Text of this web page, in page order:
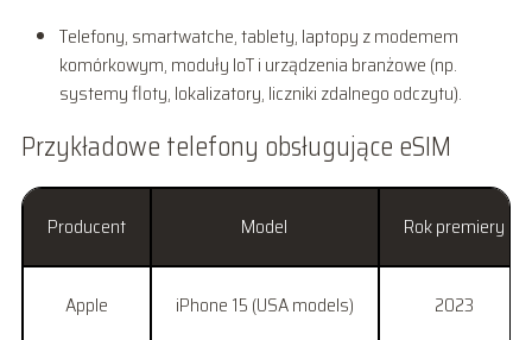
Telefony, smartwatche, tablety, laptopy z modemem
komórkowym, moduły IoT i urządzenia branżowe (np.
systemy floty, lokalizatory, liczniki zdalnego odczytu).
Przykładowe telefony obsługujące eSIM
Producent Model Rok premiery
Apple iPhone 15 (USA models) 2023